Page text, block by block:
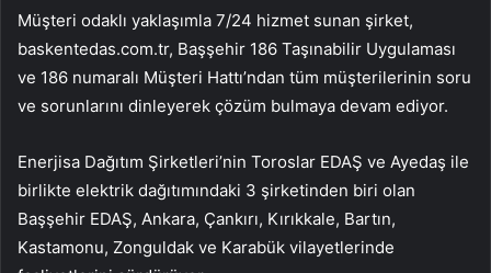
Müşteri odaklı yaklaşımla 7/24 hizmet sunan şirket,
baskentedas.com.tr, Başşehir 186 Taşınabilir Uygulaması
ve 186 numaralı Müşteri Hattı’ndan tüm müşterilerinin soru
ve sorunlarını dinleyerek çözüm bulmaya devam ediyor.
Enerjisa Dağıtım Şirketleri’nin Toroslar EDAŞ ve Ayedaş ile
birlikte elektrik dağıtımındaki 3 şirketinden biri olan
Başşehir EDAŞ, Ankara, Çankırı, Kırıkkale, Bartın,
Kastamonu, Zonguldak ve Karabük vilayetlerinde